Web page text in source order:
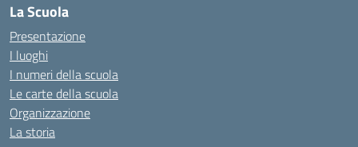
La Scuola
Presentazione
I luoghi
I numeri della scuola
Le carte della scuola
Organizzazione
La storia